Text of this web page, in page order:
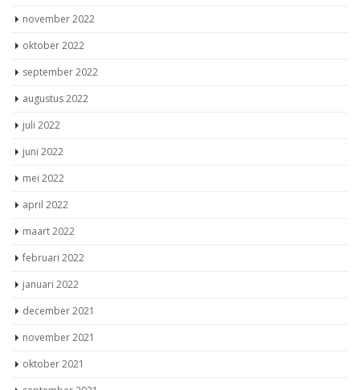
november 2022
oktober 2022
september 2022
augustus 2022
juli 2022
juni 2022
mei 2022
april 2022
maart 2022
februari 2022
januari 2022
december 2021
november 2021
oktober 2021